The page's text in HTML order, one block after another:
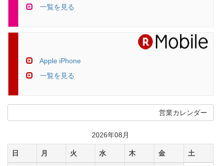
一覧を見る
Apple iPhone
一覧を見る
営業カレンダー
2026年08月
日 月 火 水 木 金 土